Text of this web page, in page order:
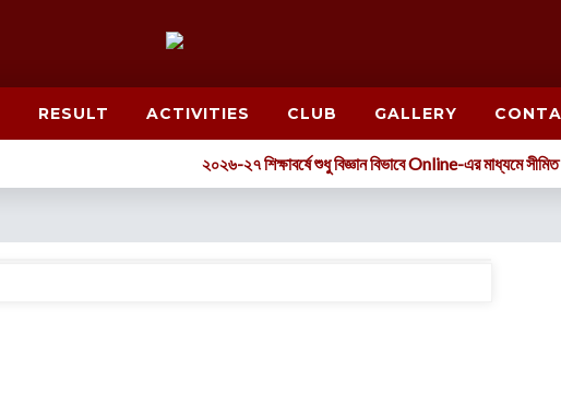
RESULT ACTIVITIES CLUB GALLERY
২০২৬-২৭ শিক্ষাবর্ষে শুধু বিজ্ঞান বিভাবে Online-এর মাধ্যমে